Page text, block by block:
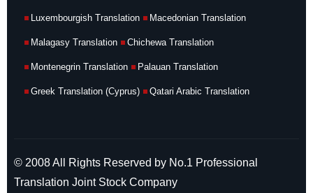
Luxembourgish Translation Macedonian Translation
Malagasy Translation Chichewa Translation
Montenegrin Translation Palauan Translation
Greek Translation (Cyprus) Qatari Arabic Translation
© 2008 All Rights Reserved by No.1 Professional
Translation Joint Stock Company